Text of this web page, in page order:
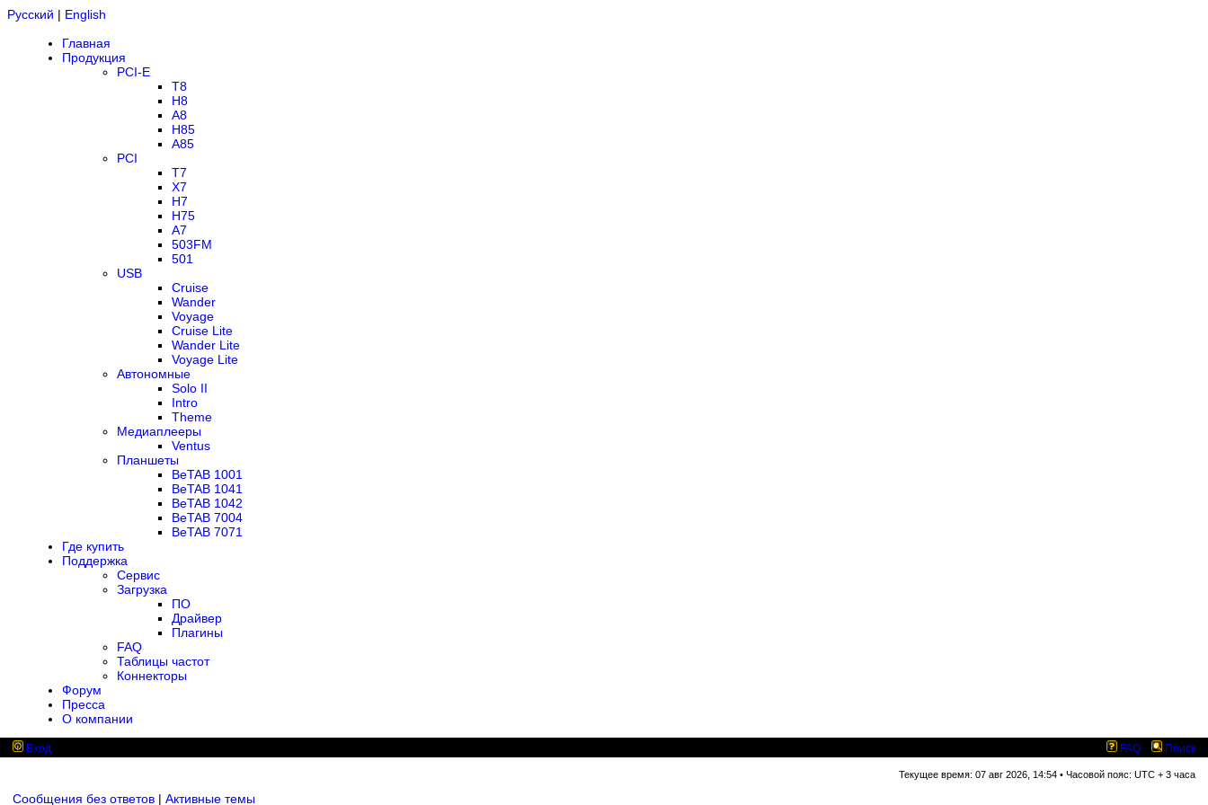
Русский | English
Главная
Продукция
PCI-E
T8
H8
A8
H85
A85
PCI
T7
X7
H7
H75
A7
503FM
501
USB
Cruise
Wander
Voyage
Cruise Lite
Wander Lite
Voyage Lite
Автономные
Solo II
Intro
Theme
Медиаплееры
Ventus
Планшеты
BeTAB 1001
BeTAB 1041
BeTAB 1042
BeTAB 7004
BeTAB 7071
Где купить
Поддержка
Сервис
Загрузка
ПО
Драйвер
Плагины
FAQ
Таблицы частот
Коннекторы
Форум
Пресса
О компании
Вход FAQ Поиск
Текущее время: 07 авг 2026, 14:54 • Часовой пояс: UTC + 3 часа
Сообщения без ответов | Активные темы